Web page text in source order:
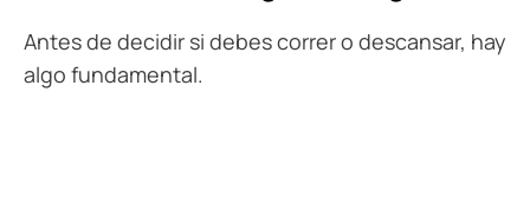
Antes de decidir si debes correr o descansar, hay
algo fundamental.